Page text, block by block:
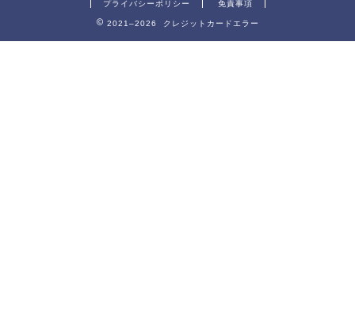
プライバシーポリシー 免責事項
2021–2026 クレジットカードエラー